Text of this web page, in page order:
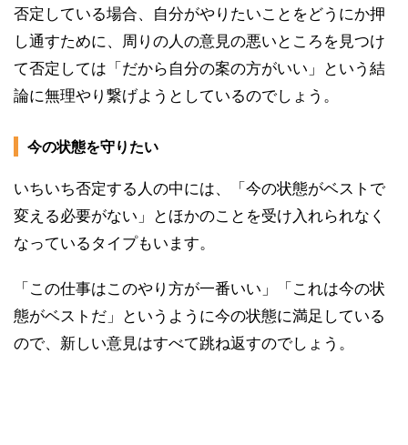
否定している場合、自分がやりたいことをどうにか押
し通すために、周りの人の意見の悪いところを見つけ
て否定しては「だから自分の案の方がいい」という結
論に無理やり繋げようとしているのでしょう。
今の状態を守りたい
いちいち否定する人の中には、「今の状態がベストで
変える必要がない」とほかのことを受け入れられなく
なっているタイプもいます。
「この仕事はこのやり方が一番いい」「これは今の状
態がベストだ」というように今の状態に満足している
ので、新しい意見はすべて跳ね返すのでしょう。